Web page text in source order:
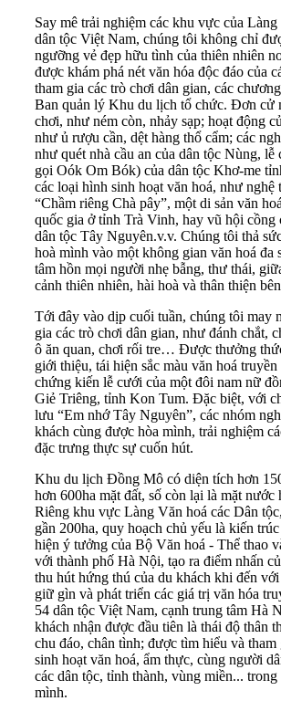
Say mê trải nghiệm các khu vực của
dân tộc Việt Nam, chúng tôi không chỉ
ngưỡng vẻ đẹp hữu tình của thiên nhiên
được khám phá nét văn hóa độc đáo của
tham gia các trò chơi dân gian, các
Ban quản lý Khu du lịch tổ chức. Đơn cử
chơi, như ném còn, nhảy sạp; hoạt động
như ủ rượu cần, dệt hàng thổ cẩm; các
như quét nhà cầu an của dân tộc Nùng, lễ
gọi Oók Om Bók) của dân tộc Khơ-me
các loại hình sinh hoạt văn hoá, như nghệ
“Chầm riêng Chà pây”, một di sản văn
quốc gia ở tỉnh Trà Vinh, hay vũ hội cồng
dân tộc Tây Nguyên.v.v. Chúng tôi thả
hoà mình vào một không gian văn hoá đa
tâm hồn mọi người nhẹ bẫng, thư thái,
cảnh thiên nhiên, hài hoà và thân thiện
Tới đây vào dịp cuối tuần, chúng tôi may
gia các trò chơi dân gian, như đánh chắt,
ô ăn quan, chơi rối tre… Được thưởng
giới thiệu, tái hiện sắc màu văn hoá
chứng kiến lễ cưới của một đôi nam nữ
Giẻ Triêng, tỉnh Kon Tum. Đặc biệt, với
lưu “Em nhớ Tây Nguyên”, các nhóm
khách cùng được hòa mình, trải nghiệm
đặc trưng thực sự cuốn hút.
Khu du lịch Đồng Mô có diện tích hơn
hơn 600ha mặt đất, số còn lại là mặt
Riêng khu vực Làng Văn hoá các Dân
gần 200ha, quy hoạch chủ yếu là kiến
hiện ý tưởng của Bộ Văn hoá - Thể thao
với thành phố Hà Nội, tạo ra điểm nhấn
thu hút hứng thú của du khách khi đến
giữ gìn và phát triển các giá trị văn hóa
54 dân tộc Việt Nam, cạnh trung tâm Hà
khách nhận được đầu tiên là thái độ thân
chu đáo, chân tình; được tìm hiểu và tham
sinh hoạt văn hoá, ẩm thực, cùng người
các dân tộc, tỉnh thành, vùng miền...
mình.